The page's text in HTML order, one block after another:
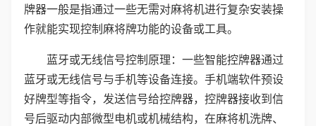
牌器一般是指通过一些无需对麻将机进行复杂安装操
作就能实现控制麻将牌功能的设备或工具。
蓝牙或无线信号控制原理：一些智能控牌器通过
蓝牙或无线信号与手机等设备连接。手机端软件预设
好牌型等指令，发送信号给控牌器，控牌器接收到信
号后驱动内部微型电机或机械结构，在麻将机洗牌、